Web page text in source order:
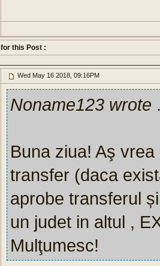
for this Post :
Wed May 16 2018, 09:16PM
Noname123 wrote
Buna ziua! Aş
transfer (daca
aprobe transferul
un judet in altul ,
Mulţumesc!